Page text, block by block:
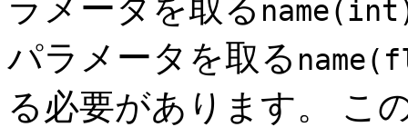
ラメータを取る
パラメータを取る
る必要があります。 こ